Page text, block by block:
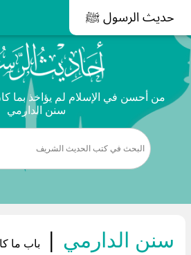
حديث الرسول ﷺ
من أحسن في الإسلام لم يؤاخذ بما
سنن الدارمي
سنن الدارمي |
باب ما